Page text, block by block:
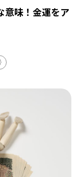
意味！金運をア